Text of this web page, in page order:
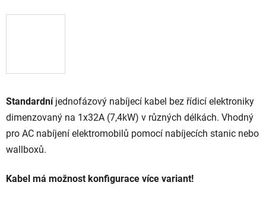
Standardní jednofázový nabíjecí kabel bez řídicí elektroniky
dimenzovaný na 1x32A (7,4kW) v různých délkách. Vhodný
pro AC nabíjení elektromobilů pomocí nabíjecích stanic nebo
wallboxů.
Kabel má možnost konfigurace více variant!